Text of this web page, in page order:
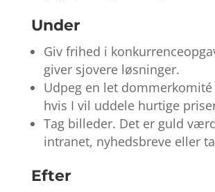
Under
Giv frihed i
giver sjovere løsninger.
Udpeg en let dommerkomité
hvis I vil uddele hurtige
Tag billeder. Det er guld
intranet, nyhedsbreve eller
Efter